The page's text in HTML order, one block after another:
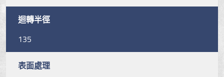
迴轉半徑
135
表面處理